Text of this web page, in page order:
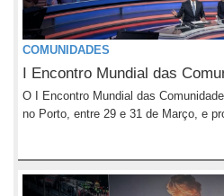
COMUNIDADES
I Encontro Mundial das
O I Encontro Mundial das
no Porto, entre 29 e 31 de Março, e